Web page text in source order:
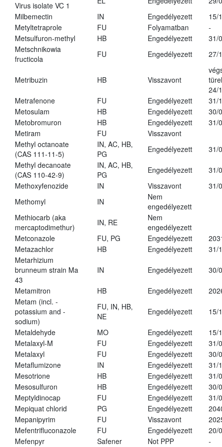
Virus isolate VC 1
Milbemectin
IN Engedélyezett
15/
Metyltetraprole
FU Folyamatban
-
Metsulfuron-methyl
HB Engedélyezett
31/
Metschnikowia
fructicola
FU Engedélyezett 27/
Metribuzin HB Visszavont
24/
Metrafenone
FU Engedélyezett
31/
Metosulam
HB Engedélyezett
30/
Metobromuron
HB Engedélyezett
31/
Metiram
FU
Visszavont
Methyl octanoate
(CAS 111-11-5)
IN, AC, HB,
PG
Engedélyezett
31/
Methyl decanoate
(CAS 110-42-9)
IN, AC, HB,
PG
Engedélyezett
31/
Methoxyfenozide
IN Visszavont
31/
Methomyl
IN
Nem
engedélyezett
Methiocarb (aka
mercaptodimethur)
IN, RE
Nem
engedélyezett
Metconazole
FU, PG Engedélyezett
Metazachlor
HB Engedélyezett
31/
Metarhizium
brunneum strain Ma
43
IN Engedélyezett 30/
Metamitron HB Engedélyezett
Metam (incl. -
potassium and -
sodium)
FU, IN, HB,
NE
Engedélyezett 15/
Metaldehyde MO Engedélyezett
15/
Metalaxyl-M
FU Engedélyezett
31/
Metalaxyl
FU Engedélyezett
30/
Metaflumizone
IN Engedélyezett
31/
Mesotrione
HB Engedélyezett
31/
Mesosulfuron
HB Engedélyezett
30/
Meptyldinocap
FU Engedélyezett
31/
Mepiquat chlorid
PG Engedélyezett
Mepanipyrim
FU Visszavont
Mefentrifluconazole
FU Engedélyezett
20/
Mefenpyr
Safener Not PPP -